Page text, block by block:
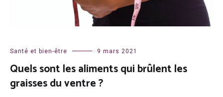
Santé et bien-être 9 mars 2021
Quels sont les aliments qui brûlent les
graisses du ventre ?